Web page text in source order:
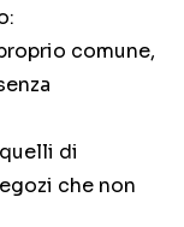
comune,
di
che non